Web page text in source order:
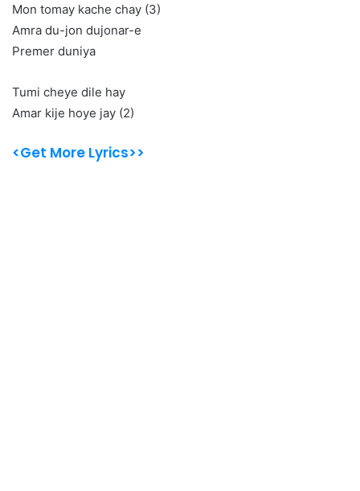
Mon tomay kache chay (3)
Amra du-jon dujonar-e
Premer duniya
Tumi cheye dile hay
Amar kije hoye jay (2)
<Get More Lyrics>>